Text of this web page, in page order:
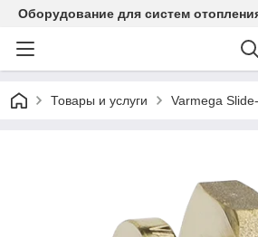
Оборудование для систем
Товары и услуги Varmega